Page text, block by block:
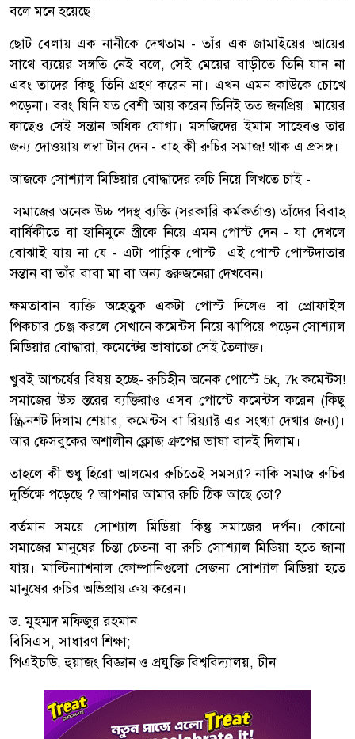
বলে মনে হয়েছে।
ছোট বেলায় এক নানীকে দেখতাম - তাঁর এক জামাইয়ের আয়ের
সাথে ব্যয়ের সঙ্গতি নেই বলে, সেই মেয়ের বাড়ীতে তিনি যান না
এবং তাদের কিছু তিনি গ্রহণ করেন না। এখন এমন কাউকে চোখে
পড়েনা। বরং যিনি যত বেশী আয় করেন তিনিই তত জনপ্রিয়। মায়ের
কাছেও সেই সন্তান অধিক যোগ্য। মসজিদের ইমাম সাহেবও তার
জন্য দোওয়ায় লম্বা টান দেন - বাহ কী রুচির সমাজ! থাক এ প্রসঙ্গ।
আজকে সোশ্যাল মিডিয়ার বোদ্ধাদের রুচি নিয়ে লিখতে চাই -
সমাজের অনেক উচ্চ পদস্থ ব্যক্তি (সরকারি কর্মকর্তাও) তাঁদের বিবাহ
বার্ষিকীতে বা হানিমুনে স্ত্রীকে নিয়ে এমন পোস্ট দেন - যা দেখলে
বোঝাই যায় না যে - এটা পাব্লিক পোস্ট। এই পোস্ট পোস্টদাতার
সন্তান বা তাঁর বাবা মা বা অন্য গুরুজনেরা দেখবেন।
ক্ষমতাবান ব্যক্তি অহেতুক একটা পোস্ট দিলেও বা প্রোফাইল
পিকচার চেঞ্জ করলে সেখানে কমেন্টস নিয়ে ঝাপিয়ে পড়েন সোশ্যাল
মিডিয়ার বোদ্ধারা, কমেন্টের ভাষাতো সেই তৈলাক্ত।
খুবই আশ্চর্যের বিষয় হচ্ছে- রুচিহীন অনেক পোস্টে 5k, 7k কমেন্টস!
সমাজের উচ্চ স্তরের ব্যক্তিরাও এসব পোস্টে কমেন্টস করেন (কিছু
স্ক্রিনশট দিলাম শেয়ার, কমেন্টস বা রিয়্যাক্ট এর সংখ্যা দেখার জন্য)।
আর ফেসবুকের অশালীন ক্লোজ গ্রুপের ভাষা বাদই দিলাম।
তাহলে কী শুধু হিরো আলমের রুচিতেই সমস্যা? নাকি সমাজ রুচির
দুর্ভিক্ষে পড়েছে ? আপনার আমার রুচি ঠিক আছে তো?
বর্তমান সময়ে সোশ্যাল মিডিয়া কিন্তু সমাজের দর্পন। কোনো
সমাজের মানুষের চিন্তা চেতনা বা রুচি সোশ্যাল মিডিয়া হতে জানা
যায়। মাল্টিন্যাশনাল কোম্পানিগুলো সেজন্য সোশ্যাল মিডিয়া হতে
মানুষের রুচির অভিপ্রায় ক্রয় করেন।
ড. মুহম্মদ মফিজুর রহমান
বিসিএস, সাধারণ শিক্ষা;
পিএইচডি, হুয়াজং বিজ্ঞান ও প্রযুক্তি বিশ্ববিদ্যালয়, চীন